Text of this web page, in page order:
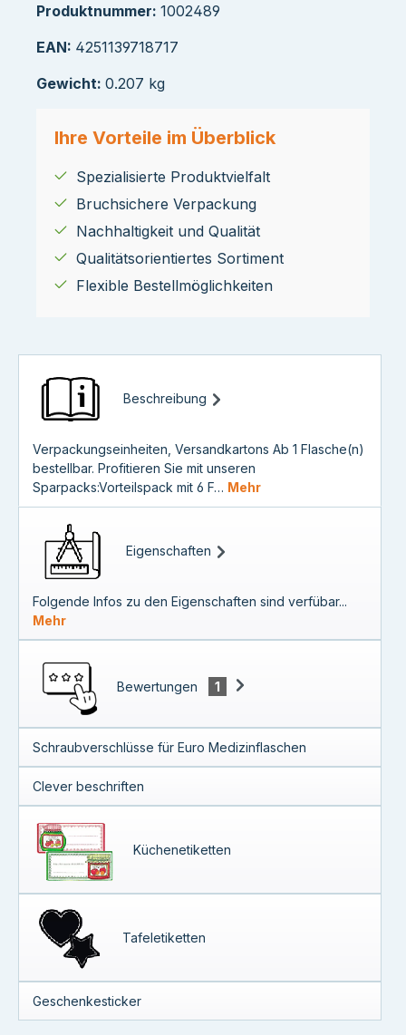
Produktnummer: 1002489
EAN: 4251139718717
Gewicht: 0.207 kg
Ihre Vorteile im Überblick
Spezialisierte Produktvielfalt
Bruchsichere Verpackung
Nachhaltigkeit und Qualität
Qualitätsorientiertes Sortiment
Flexible Bestellmöglichkeiten
Beschreibung
Verpackungseinheiten, Versandkartons Ab 1 Flasche(n)
bestellbar. Profitieren Sie mit unseren
Sparpacks:Vorteilspack mit 6 F… Mehr
Eigenschaften
Folgende Infos zu den Eigenschaften sind verfübar...
Mehr
Bewertungen 1
Schraubverschlüsse für Euro Medizinflaschen
Clever beschriften
Küchenetiketten
Tafeletiketten
Geschenkesticker